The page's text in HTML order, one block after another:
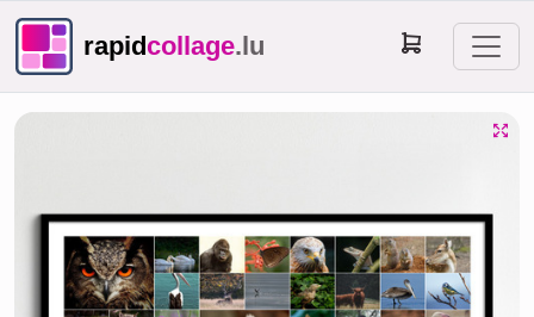
rapidcollage.lu